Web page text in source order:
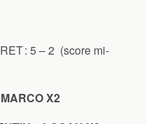
: 5 – 2 (score mi-
X2